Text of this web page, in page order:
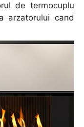
de termocuplu
arzatorului cand